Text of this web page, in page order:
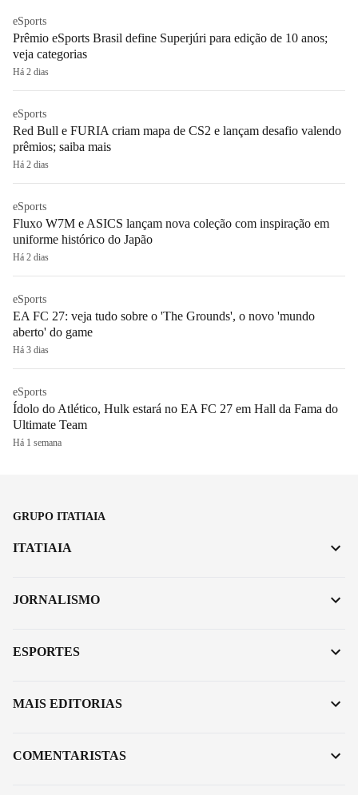
eSports
Prêmio eSports Brasil define Superjúri para edição de 10 anos;
veja categorias
Há 2 dias
eSports
Red Bull e FURIA criam mapa de CS2 e lançam desafio valendo
prêmios; saiba mais
Há 2 dias
eSports
Fluxo W7M e ASICS lançam nova coleção com inspiração em
uniforme histórico do Japão
Há 2 dias
eSports
EA FC 27: veja tudo sobre o 'The Grounds', o novo 'mundo
aberto' do game
Há 3 dias
eSports
Ídolo do Atlético, Hulk estará no EA FC 27 em Hall da Fama do
Ultimate Team
Há 1 semana
GRUPO ITATIAIA
ITATIAIA
JORNALISMO
ESPORTES
MAIS EDITORIAS
COMENTARISTAS